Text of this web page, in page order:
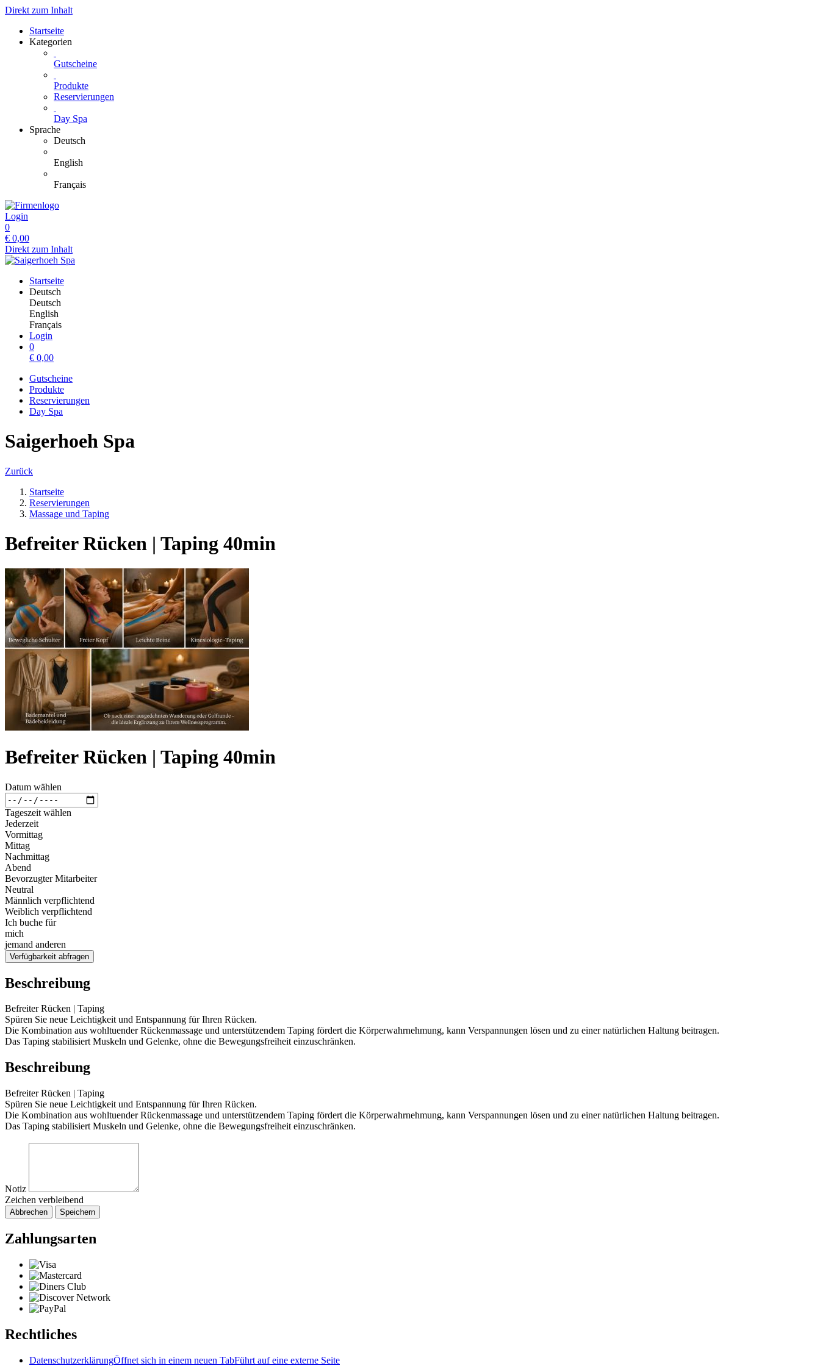
Direkt zum Inhalt
Startseite
Kategorien
Gutscheine
Produkte
Reservierungen
Day Spa
Sprache
Deutsch
English
Français
Login
0
€ 0,00
Direkt zum Inhalt
Startseite
Deutsch
Deutsch
English
Français
Login
0
€ 0,00
Gutscheine
Produkte
Reservierungen
Day Spa
Saigerhoeh Spa
Zurück
Startseite
Reservierungen
Massage und Taping
Befreiter Rücken | Taping 40min
Befreiter Rücken | Taping 40min
Datum wählen
Tageszeit wählen
Jederzeit
Vormittag
Mittag
Nachmittag
Abend
Bevorzugter Mitarbeiter
Neutral
Männlich verpflichtend
Weiblich verpflichtend
Ich buche für
mich
jemand anderen
Verfügbarkeit abfragen
Beschreibung
Befreiter Rücken | Taping
Spüren Sie neue Leichtigkeit und Entspannung für Ihren Rücken.
Die Kombination aus wohltuender Rückenmassage und unterstützendem Taping fördert die Körperwahrnehmung, kann Verspannungen lösen und zu einer natürlichen Haltung beitragen.
Das Taping stabilisiert Muskeln und Gelenke, ohne die Bewegungsfreiheit einzuschränken.
Beschreibung
Befreiter Rücken | Taping
Spüren Sie neue Leichtigkeit und Entspannung für Ihren Rücken.
Die Kombination aus wohltuender Rückenmassage und unterstützendem Taping fördert die Körperwahrnehmung, kann Verspannungen lösen und zu einer natürlichen Haltung beitragen.
Das Taping stabilisiert Muskeln und Gelenke, ohne die Bewegungsfreiheit einzuschränken.
Notiz
Zeichen verbleibend
Abbrechen Speichern
Zahlungsarten
Rechtliches
DatenschutzerklärungÖffnet sich in einem neuen TabFührt auf eine externe Seite